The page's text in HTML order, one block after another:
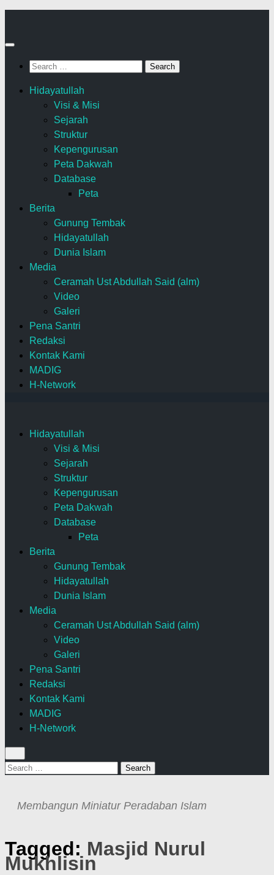
content
Search
Hidayatullah
Visi & Misi
Sejarah
Struktur
Kepengurusan
Peta Dakwah
Database
Peta
Berita
Gunung Tembak
Hidayatullah
Dunia Islam
Media
Ceramah Ust Abdullah Said (alm)
Video
Galeri
Pena Santri
Redaksi
Kontak Kami
MADIG
H-Network
Hidayatullah
Visi & Misi
Sejarah
Struktur
Kepengurusan
Peta Dakwah
Database
Peta
Berita
Gunung Tembak
Hidayatullah
Dunia Islam
Media
Ceramah Ust Abdullah Said (alm)
Video
Galeri
Pena Santri
Redaksi
Kontak Kami
MADIG
H-Network
Search
Membangun Miniatur Peradaban Islam
Tagged: Masjid Nurul
Mukhlisin